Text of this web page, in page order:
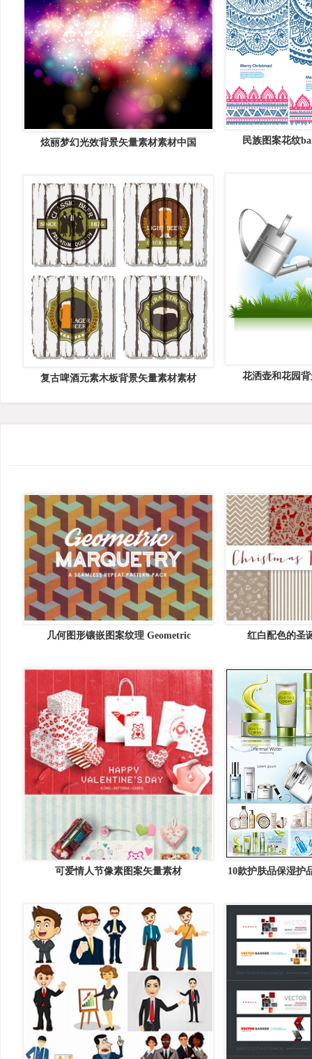
炫丽梦幻光效背景矢量素材素材中国 民族图案花纹
花洒壶和花园
复古啤酒元素木板背景矢量素材素材
几何图形镶嵌图案纹理 Geometric
红白配色的圣
可爱情人节像素图案矢量素材
10款护肤品保湿护